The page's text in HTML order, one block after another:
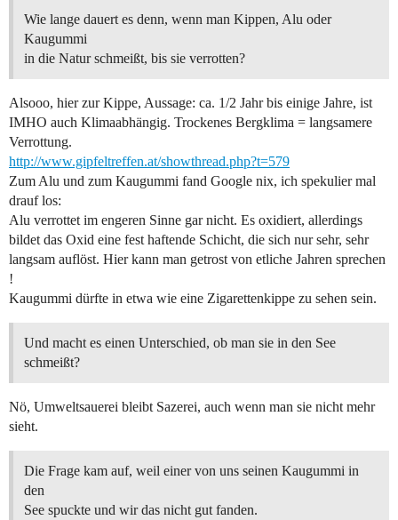
Wie lange dauert es denn, wenn man Kippen, Alu oder
Kaugummi
in die Natur schmeißt, bis sie verrotten?
Alsooo, hier zur Kippe, Aussage: ca. 1/2 Jahr bis einige Jahre, ist
IMHO auch Klimaabhängig. Trockenes Bergklima = langsamere
Verrottung.
http://www.gipfeltreffen.at/showthread.php?t=579
Zum Alu und zum Kaugummi fand Google nix, ich spekulier mal
drauf los:
Alu verrottet im engeren Sinne gar nicht. Es oxidiert, allerdings
bildet das Oxid eine fest haftende Schicht, die sich nur sehr, sehr
langsam auflöst. Hier kann man getrost von etliche Jahren sprechen
!
Kaugummi dürfte in etwa wie eine Zigarettenkippe zu sehen sein.
Und macht es einen Unterschied, ob man sie in den See
schmeißt?
Nö, Umweltsauerei bleibt Sazerei, auch wenn man sie nicht mehr
sieht.
Die Frage kam auf, weil einer von uns seinen Kaugummi in
den
See spuckte und wir das nicht gut fanden.